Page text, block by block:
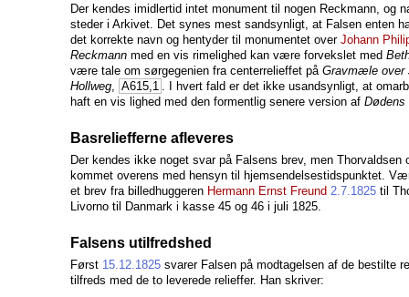
Der kendes imidlertid intet monument til nogen Reckmann, og
steder i Arkivet. Det synes mest sandsynligt, at Falsen enten
det korrekte navn og hentyder til monumentet over Johann
Reckmann med en vis rimelighed kan være forvekslet med
være tale om sørgegenien fra centerrelieffet på Gravmæle over
Hollweg
A615,1
. I hvert fald er det ikke usandsynligt, at
haft en vis lighed med den formentlig senere version af Dødens
Basreliefferne afleveres
Der kendes ikke noget svar på Falsens brev, men
kommet overens med hensyn til hjemsendelsestidspunktet.
et brev fra billedhuggeren Hermann Ernst Freund 2.7.1825 til
Livorno til Danmark i kasse 45 og 46 i juli 1825.
Falsens utilfredshed
Først 15.12.1825 svarer Falsen på modtagelsen af de bestilte
tilfreds med de to leverede relieffer. Han skriver: